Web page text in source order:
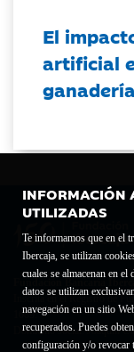
INFORMACIÓN
UTILIZADAS
Te informamos que en el
Ibercaja, se utilizan
cuales se almacenan en
datos se utilizan
navegación en un sitio
recuperados. Puedes
configuración y/o revocar
El
artificial
Fundación Bancaria
Inscrita en el Registro de
1689.
Domicilio social: Joaquín